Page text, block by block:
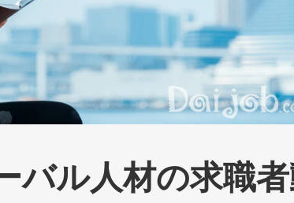
バル人材の求職